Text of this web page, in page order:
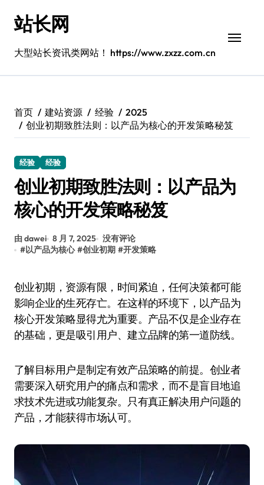
站长网
大型站长资讯类网站！ https://www.zxzz.com.cn
首页 建站资源 经验
2025
创业初期致胜法则：以产品为核心的开发策略秘笈
经验 经验
创业初期致胜法则：以产品为
核心的开发策略秘笈
由 dawei 8 月 7, 2025 没有评论
#以产品为核心 #创业初期 #开发策略
创业初期，资源有限，时间紧迫，任何决策都可能
影响企业的生死存亡。在这样的环境下，以产品为
核心开发策略显得尤为重要。产品不仅是企业存在
的基础，更是吸引用户、建立品牌的第一道防线。
了解目标用户是制定有效产品策略的前提。创业者
需要深入研究用户的痛点和需求，而不是盲目地追
求技术先进或功能复杂。只有真正解决用户问题的
产品，才能获得市场认可。